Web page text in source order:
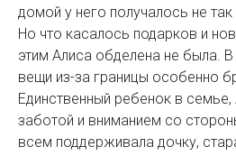
домой у него получалось не так
Но что касалось подарков и
этим Алиса обделена не была.
вещи из-за границы особенно
Единственный ребенок в
заботой и вниманием со
всем поддерживала дочку,